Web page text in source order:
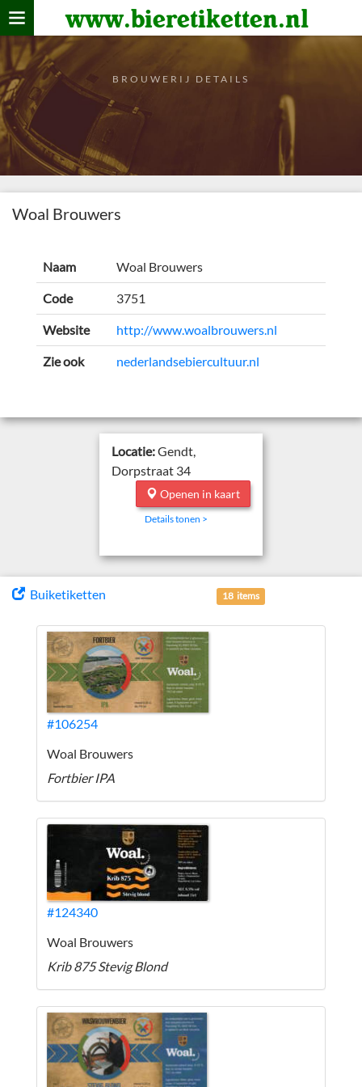
www.bieretiketten.nl
Home
verzamelen
De bierkaart
Bezoekers
BROUWERIJ DETAILS
Woal Brouwers
Naam Woal Brouwers
Code 3751
Website http://www.woalbrouwers.nl
Zie ook nederlandsebiercultuur.nl
Locatie:Gendt,
Dorpstraat 34
Openen in kaart
Details tonen >
Buiketiketten 18 items
#106254
Woal Brouwers
Fortbier IPA
#124340
Woal Brouwers
Krib 875 Stevig Blond